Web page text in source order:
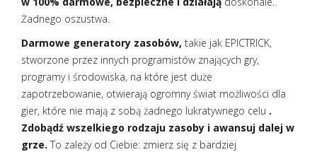
Żadnego oszustwa.
Darmowe generatory zasobów, takie jak EPICTRICK,
stworzone przez innych programistów znających gry,
programy i środowiska, na które jest duże
zapotrzebowanie, otwierają ogromny świat możliwości dla
gier, które nie mają z sobą żadnego lukratywnego celu .
Zdobądź wszelkiego rodzaju zasoby i awansuj dalej w
grze. To zależy od Ciebie: zmierz się z bardziej